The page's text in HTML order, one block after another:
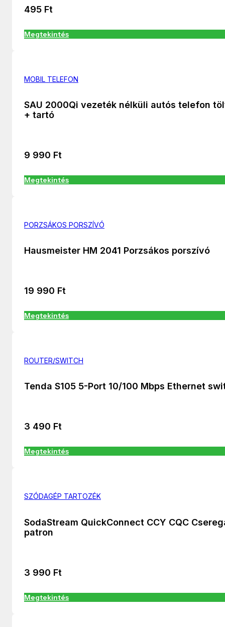
495 Ft
Megtekintés
MOBIL TELEFON
SAU 2000Qi vezeték nélküli autós telefon
+ tartó
9 990 Ft
Megtekintés
PORZSÁKOS PORSZÍVÓ
Hausmeister HM 2041 Porzsákos porszívó
19 990 Ft
Megtekintés
ROUTER/SWITCH
Tenda S105 5-Port 10/100 Mbps Ethernet
3 490 Ft
Megtekintés
SZÓDAGÉP TARTOZÉK
SodaStream QuickConnect CCY CQC
patron
3 990 Ft
Megtekintés